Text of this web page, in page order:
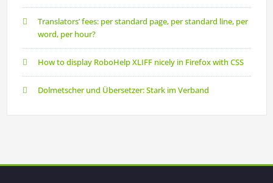
Translators’ fees: per standard page, per standard line, per
word, per hour?
How to display RoboHelp XLIFF nicely in Firefox with CSS
Dolmetscher und Übersetzer: Stark im Verband